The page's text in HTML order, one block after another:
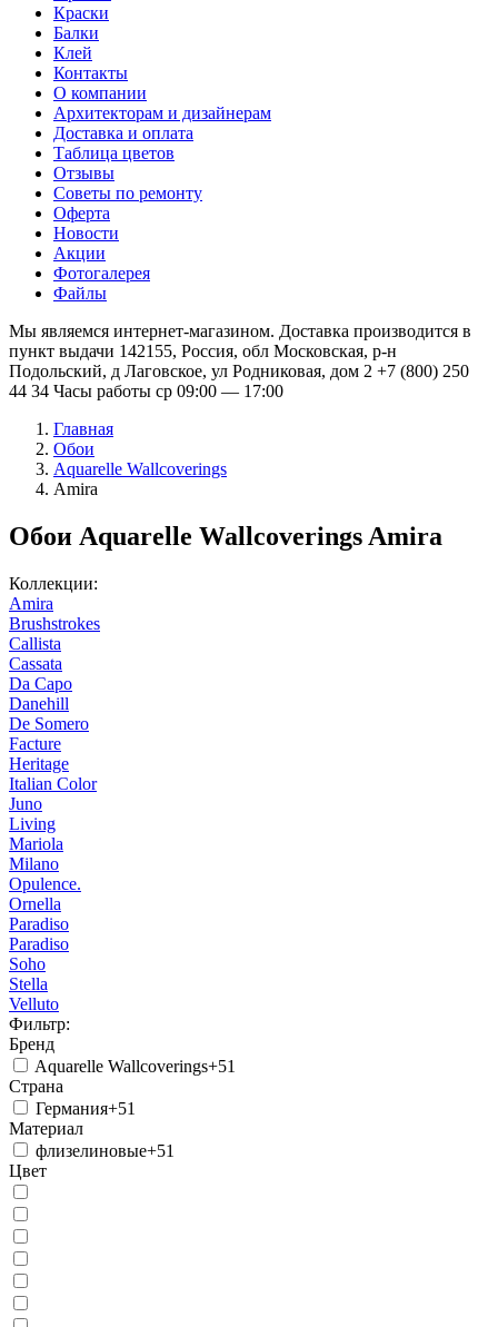
Краски
Балки
Клей
Контакты
О компании
Архитекторам и дизайнерам
Доставка и оплата
Таблица цветов
Отзывы
Советы по ремонту
Оферта
Новости
Акции
Фотогалерея
Файлы
Мы являемся интернет-магазином. Доставка производится в
пункт выдачи 142155, Россия, обл Московская, р-н
Подольский, д Лаговское, ул Родниковая, дом 2 +7 (800) 250
44 34 Часы работы ср 09:00 — 17:00
Главная
Обои
Aquarelle Wallcoverings
Amira
Обои Aquarelle Wallcoverings Amira
Коллекции:
Amira
Brushstrokes
Callista
Cassata
Da Capo
Danehill
De Somero
Facture
Heritage
Italian Color
Juno
Living
Mariola
Milano
Opulence.
Ornella
Paradiso
Paradiso
Soho
Stella
Velluto
Фильтр:
Бренд
Aquarelle Wallcoverings+51
Страна
Германия+51
Материал
флизелиновые+51
Цвет